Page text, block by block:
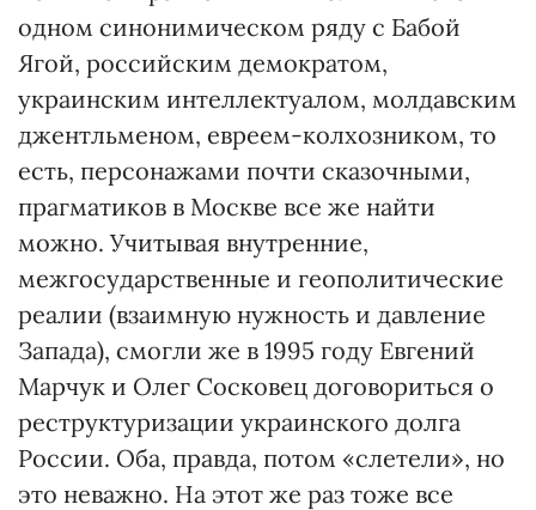
одном синонимическом ряду с Бабой
Ягой, российским демократом,
украинским интеллектуалом, молдавским
джентльменом, евреем-колхозником, то
есть, персонажами почти сказочными,
прагматиков в Москве все же найти
можно. Учитывая внутренние,
межгосударственные и геополитические
реалии (взаимную нужность и давление
Запада), смогли же в 1995 году Евгений
Марчук и Олег Сосковец договориться о
реструктуризации украинского долга
России. Оба, правда, потом «слетели», но
это неважно. На этот же раз тоже все